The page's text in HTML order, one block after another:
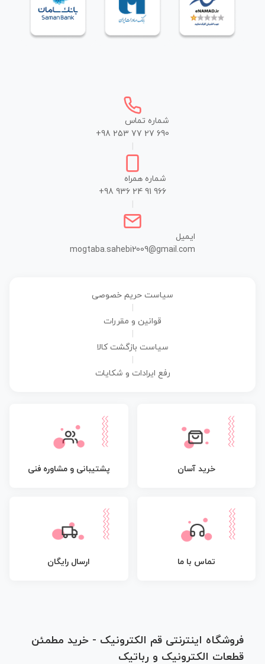
شماره تماس
+98 253 77 27 690
شماره همراه
+98 936 24 91 966
ایمیل
mogtaba.sahebi2009@gmail.com
سیاست حریم خصوصی
قوانین و مقررات
سیاست بازگشت کالا
رفع ایرادات و شکایات
خرید آسان پشتیبانی و مشاوره فنی
تماس با ما ارسال رایگان
فروشگاه اینترنتی قم الکترونیک - خرید مطمئن
قطعات الکترونیک و رباتیک